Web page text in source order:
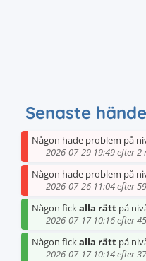
Senaste
Någon hade problem på
2026-07-29 19:49 efter 2
Någon hade problem på
2026-07-26 11:04 efter
Någon fickalla rätt på
2026-07-17 10:16 efter
Någon fickalla rätt på
2026-07-17 10:14 efter